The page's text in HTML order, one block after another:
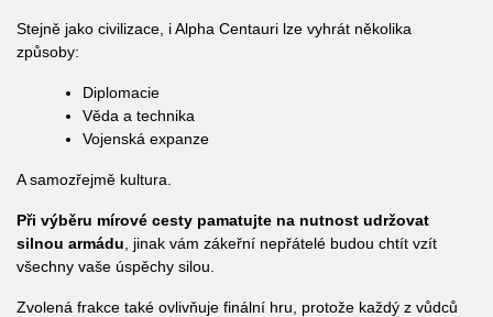
Stejně jako civilizace, i Alpha Centauri lze vyhrát několika
způsoby:
Diplomacie
Věda a technika
Vojenská expanze
A samozřejmě kultura.
Při výběru mírové cesty pamatujte na nutnost udržovat
silnou armádu , jinak vám zákeřní nepřátelé budou chtít vzít
všechny vaše úspěchy silou.
Zvolená frakce také ovlivňuje finální hru, protože každý z vůdců